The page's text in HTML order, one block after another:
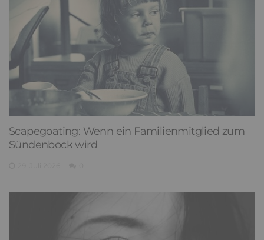
Scapegoating: Wenn ein Familienmitglied zum
Sündenbock wird